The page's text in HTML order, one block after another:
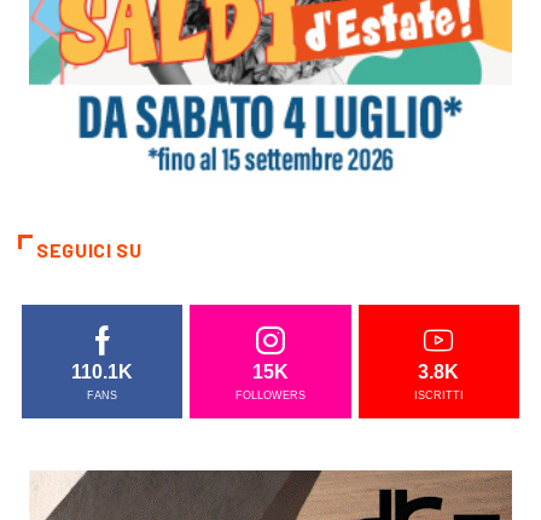
SEGUICI SU
110.1K
FANS
15K
FOLLOWERS
3.8K
ISCRITTI